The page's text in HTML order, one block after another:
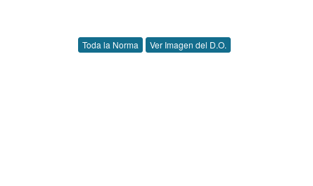
Toda la Norma Ver Imagen del D.O.